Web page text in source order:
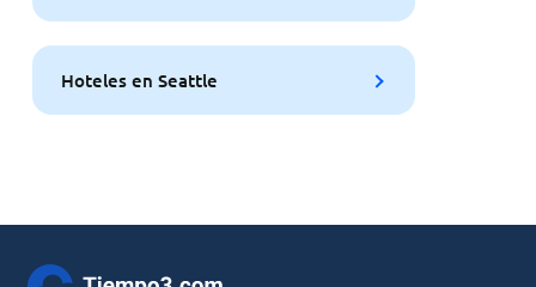
Hoteles en Seattle